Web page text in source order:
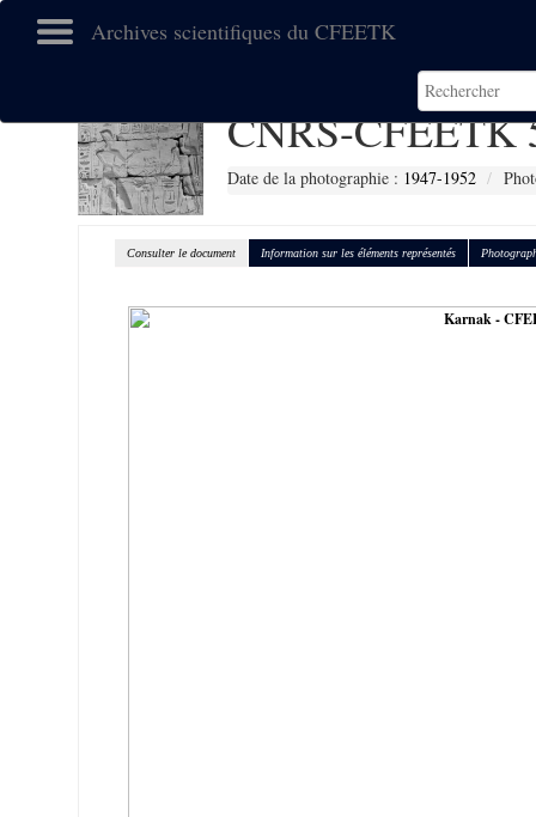
Archives scientifiques du CFEETK
CNRS-CFEETK
Date de la photographie : 1947-1952
Consulter le document Information sur les éléments représentés